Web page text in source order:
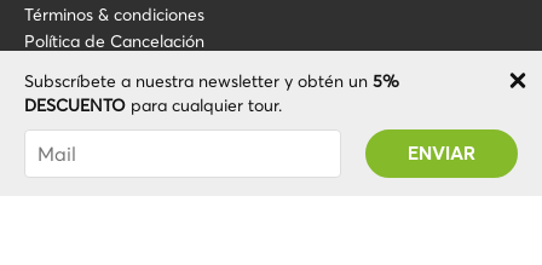
Subscríbete a nuestra newsletter y obtén un 5%
DESCUENTO para cualquier tour.
Has sido suscrito con éxito! Recibirás tu código
de promoción después de validar tu cuenta
Términos & condiciones
Política de Cancelación
Blog
Sobre LCT
FAQ
Conviértete en guía
+34 675 176 220